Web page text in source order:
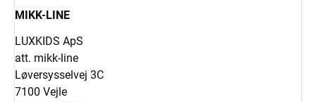
MIKK-LINE
LUXKIDS ApS
att. mikk-line
Løversysselvej 3C
7100 Vejle